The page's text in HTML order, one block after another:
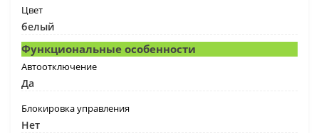
Цвет
белый
Функциональные особенности
Автоотключение
Да
Блокировка управления
Нет